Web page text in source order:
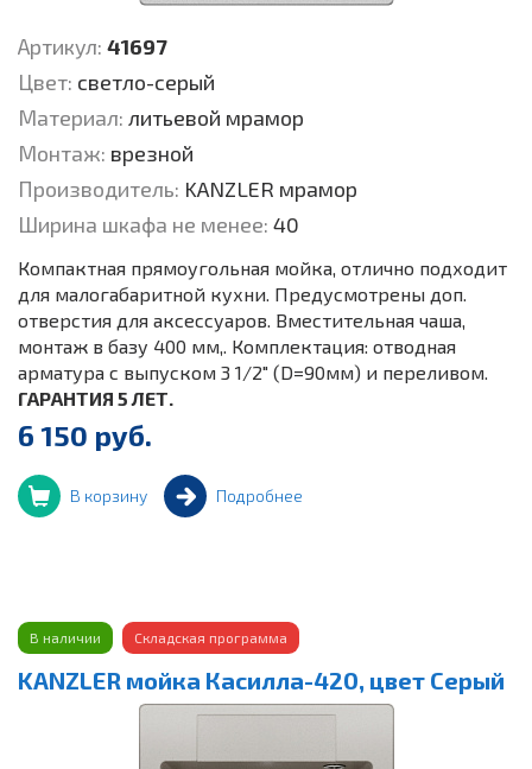
Артикул: 41697
Цвет: светло-серый
Материал: литьевой мрамор
Монтаж: врезной
Производитель: KANZLER мрамор
Ширина шкафа не менее: 40
Компактная прямоугольная мойка, отлично подходит
для малогабаритной кухни. Предусмотрены доп.
отверстия для аксессуаров. Вместительная чаша,
монтаж в базу 400 мм,. Комплектация: отводная
арматура с выпуском 3 1/2" (D=90мм) и переливом.
ГАРАНТИЯ 5 ЛЕТ.
6 150 руб.
В корзину Подробнее
В наличии Складская программа
KANZLER мойка Касилла-420, цвет Серый